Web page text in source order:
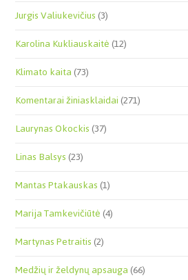
Jurgis Valiukevičius(3)
Karolina Kukliauskaitė(12)
Klimato kaita(73)
Komentarai žiniasklaidai(271)
Laurynas Okockis(37)
Linas Balsys(23)
Mantas Ptakauskas(1)
Marija Tamkevičiūtė(4)
Martynas Petraitis(2)
Medžių ir želdynų apsauga(66)